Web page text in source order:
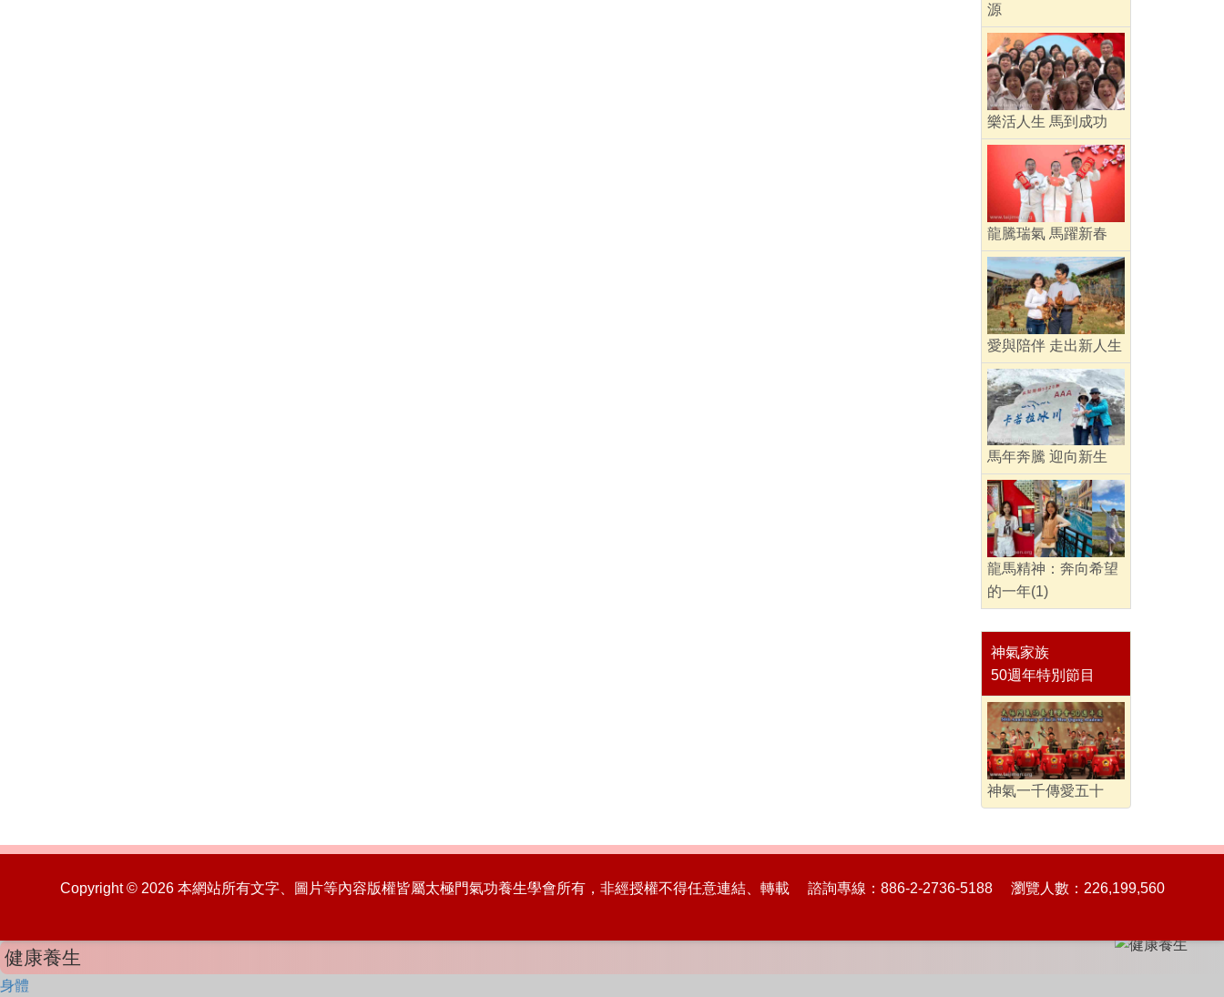
源
樂活人生 馬到成功
龍騰瑞氣 馬躍新春
愛與陪伴 走出新人生
馬年奔騰 迎向新生
龍馬精神：奔向希望
的一年(1)
神氣家族
50週年特別節目
神氣一千傳愛五十
Copyright © 2026 本網站所有文字、圖片等內容版權皆屬太極門氣功養生學會所有，非經授權不得任意連結、轉載 諮詢專線：886-2-2736-5188 瀏覽人數：226,199,560
健康養生
身體